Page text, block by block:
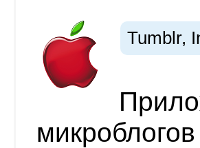
Tumblr,